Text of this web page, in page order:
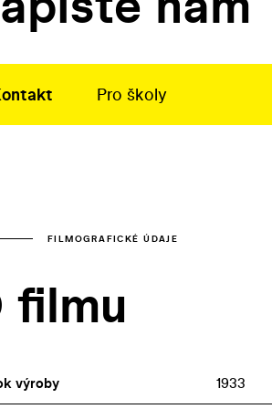
Pro školy
FILMOGRAFICKÉ ÚDAJE
filmu
výroby 1933